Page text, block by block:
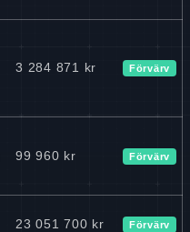
3 284 871 kr Förvärv
99 960 kr Förvärv
23 051 700 kr Förvärv